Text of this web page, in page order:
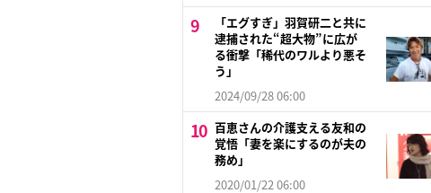
「エグすぎ」羽賀研二と共に
逮捕された“超大物”に広が
る衝撃「稀代のワルより悪そ
う」
2024/09/28 06:00
百恵さんの介護支える友和の
覚悟「妻を楽にするのが夫の
務め」
2020/01/22 06:00